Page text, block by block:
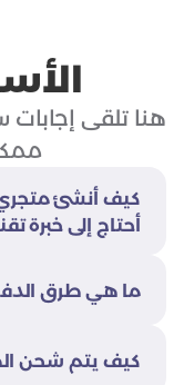
هنا تلقى إجابات
كيف أنشئ متجري
أحتاج إلى خبرة
أي خبرة تقنية.
ما هي طرق
وبدون عقود،
كيف يتم شحن